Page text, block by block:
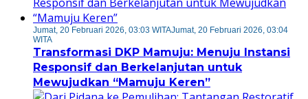
Jumat, 20 Februari 2026, 03:03 WITAJumat, 20 Februari 2026, 03:04
WITA
Transformasi DKP Mamuju: Menuju Instansi
Responsif dan Berkelanjutan untuk
Mewujudkan “Mamuju Keren”